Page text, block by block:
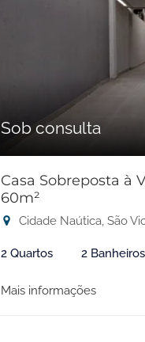
Sob consulta
Casa Sobreposta à
60m²
Cidade Naútica, São
2 Quartos 2 Banheiros
Mais informações